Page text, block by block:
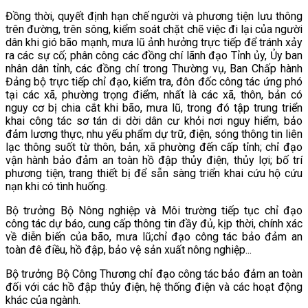
Đồng thời, quyết định hạn chế người và phương tiện lưu thông
trên đường, trên sông, kiểm soát chặt chẽ việc đi lại của người
dân khi gió bão mạnh, mưa lũ ảnh hưởng trực tiếp để tránh xảy
ra các sự cố; phân công các đồng chí lãnh đạo Tỉnh ủy, Ủy ban
nhân dân tỉnh, các đồng chí trong Thường vụ, Ban Chấp hành
Đảng bộ trực tiếp chỉ đạo, kiểm tra, đôn đốc công tác ứng phó
tại các xã, phường trọng điểm, nhất là các xã, thôn, bản có
nguy cơ bị chia cắt khi bão, mưa lũ, trong đó tập trung triển
khai công tác sơ tán di dời dân cư khỏi nơi nguy hiểm, bảo
đảm lương thực, nhu yếu phẩm dự trữ, điện, sóng thông tin liên
lạc thông suốt từ thôn, bản, xã phường đến cấp tỉnh; chỉ đạo
vận hành bảo đảm an toàn hồ đập thủy điện, thủy lợi; bố trí
phương tiện, trang thiết bị để sẵn sàng triển khai cứu hộ cứu
nạn khi có tình huống.
Bộ trưởng Bộ Nông nghiệp và Môi trường tiếp tục chỉ đạo
công tác dự báo, cung cấp thông tin đầy đủ, kịp thời, chính xác
về diễn biến của bão, mưa lũ;chỉ đạo công tác bảo đảm an
toàn đê điều, hồ đập, bảo vệ sản xuất nông nghiệp...
Bộ trưởng Bộ Công Thương chỉ đạo công tác bảo đảm an toàn
đối với các hồ đập thủy điện, hệ thống điện và các hoạt động
khác của ngành.